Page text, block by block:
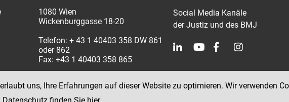
1080 Wien
Wickenburggasse 18-20
Telefon: + 43 1 40403 358 DW 861
oder 862
Fax: +43 1 40403 358 865
Social Media Kanäle
der Justiz und des BMJ
uns, Ihre Erfahrungen auf dieser Website zu optimieren. Wir verwenden